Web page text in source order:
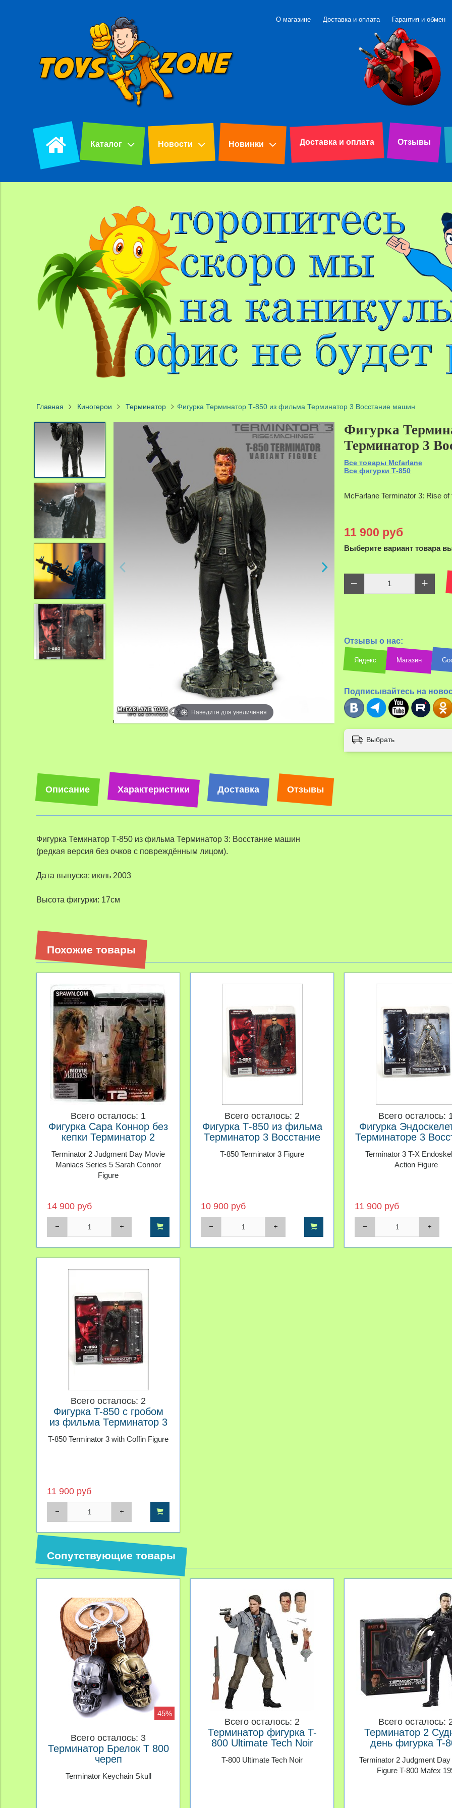
О магазине Доставка и оплата Гарантия и обмен
Каталог Новости Новинки Доставка и оплата Отзывы
Главная Киногерои Терминатор Фигурка Терминатор Т-850 из фильма Терминатор 3 Восстание машин
Наведите для увеличения
Фигурка
Терминатор 3
Все товары Mcfarlane
Все фигурки Т-850
McFarlane Terminator 3: Rise
11 900 руб
Выберите вариант товара
Отзывы о нас:
Яндекс Магазин
Подписывайтесь на
Выбрать
Описание Характеристики Доставка Отзывы
Фигурка Теминатор Т-850 из фильма Терминатор 3: Восстание машин
(редкая версия без очков с повреждённым лицом).
Дата выпуска: июль 2003
Высота фигурки: 17см
Похожие товары
Всего осталось: 1
Фигурка Сара Коннор без
кепки Терминатор 2
Maniacs Series 5
Terminator 2 Judgment Day Movie
Maniacs Series 5 Sarah Connor
Figure
14 900 руб
Всего осталось: 2
Фигурка Т-850 из фильма
Терминатор 3 Восстание
T-850 Terminator 3 Figure
10 900 руб
Всего осталось:
Фигурка
Терминаторе 3
Terminator 3 T-X
Action Figure
11 900 руб
Всего осталось: 2
Фигурка T-850 с гробом
из фильма Терминатор 3
T-850 Terminator 3 with Coffin Figure
11 900 руб
Сопутствующие товары
45%
Всего осталось: 3
Терминатор Брелок Т 800
череп
Terminator Keychain Skull
Всего осталось: 2
Терминатор фигурка T-
800 Ultimate Tech Noir
T-800 Ultimate Tech Noir
Всего осталось:
Терминатор 2
день фигурка T-
Terminator 2 Judgment Day
Figure T-800 Mafex